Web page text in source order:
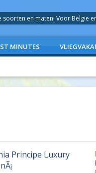
en maten! Voor Belgie
MINUTES